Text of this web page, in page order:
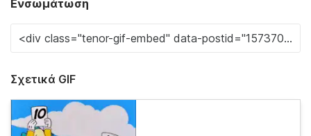
Ενσωμάτωση
Σχετικά GIF